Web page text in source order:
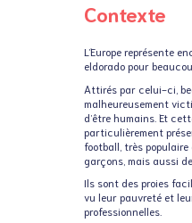
Contexte
L’Europe représente
eldorado pour
Attirés par celui-ci,
malheureusement
d’être humains. Et
particulièrement
football, très
garçons, mais aussi
Ils sont des proies
vu leur pauvreté et
professionnelles.